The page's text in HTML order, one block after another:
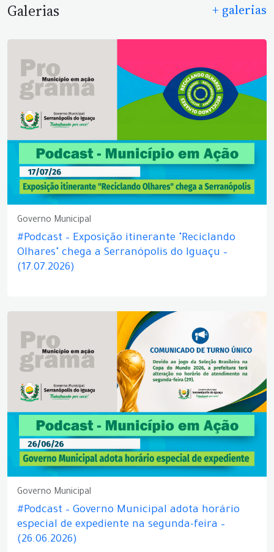
Galerias + galerias
Governo Municipal
#Podcast – Exposição itinerante "Reciclando
Olhares" chega a Serranópolis do Iguaçu –
(17.07.2026)
Governo Municipal
#Podcast – Governo Municipal adota horário
especial de expediente na segunda-feira –
(26.06.2026)